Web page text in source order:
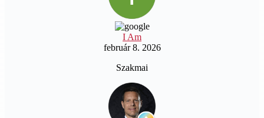
I Am
február 8. 2026
Szakmai